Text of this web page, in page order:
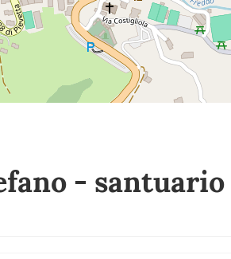
- santuario